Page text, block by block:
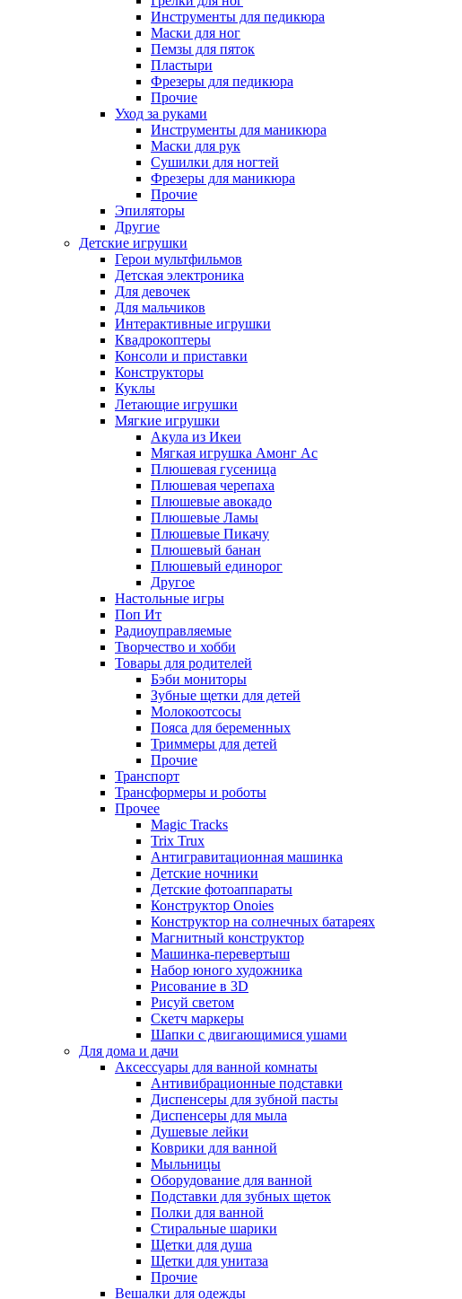
Инструменты для педикюра
Маски для ног
Пемзы для пяток
Пластыри
Фрезеры для педикюра
Прочие
Уход за руками
Инструменты для маникюра
Маски для рук
Сушилки для ногтей
Фрезеры для маникюра
Прочие
Эпиляторы
Другие
Детские игрушки
Герои мультфильмов
Детская электроника
Для девочек
Для мальчиков
Интерактивные игрушки
Квадрокоптеры
Консоли и приставки
Конструкторы
Куклы
Летающие игрушки
Мягкие игрушки
Акула из Икеи
Мягкая игрушка Амонг Ас
Плюшевая гусеница
Плюшевая черепаха
Плюшевые авокадо
Плюшевые Ламы
Плюшевые Пикачу
Плюшевый банан
Плюшевый единорог
Другое
Настольные игры
Поп Ит
Радиоуправляемые
Творчество и хобби
Товары для родителей
Бэби мониторы
Зубные щетки для детей
Молокоотсосы
Пояса для беременных
Триммеры для детей
Прочие
Транспорт
Трансформеры и роботы
Прочее
Magic Tracks
Trix Trux
Антигравитационная машинка
Детские ночники
Детские фотоаппараты
Конструктор Onoies
Конструктор на солнечных батареях
Магнитный конструктор
Машинка-перевертыш
Набор юного художника
Рисование в 3D
Рисуй светом
Скетч маркеры
Шапки с двигающимися ушами
Для дома и дачи
Аксессуары для ванной комнаты
Антивибрационные подставки
Диспенсеры для зубной пасты
Диспенсеры для мыла
Душевые лейки
Коврики для ванной
Мыльницы
Оборудование для ванной
Подставки для зубных щеток
Полки для ванной
Стиральные шарики
Щетки для душа
Щетки для унитаза
Прочие
Вешалки для одежды